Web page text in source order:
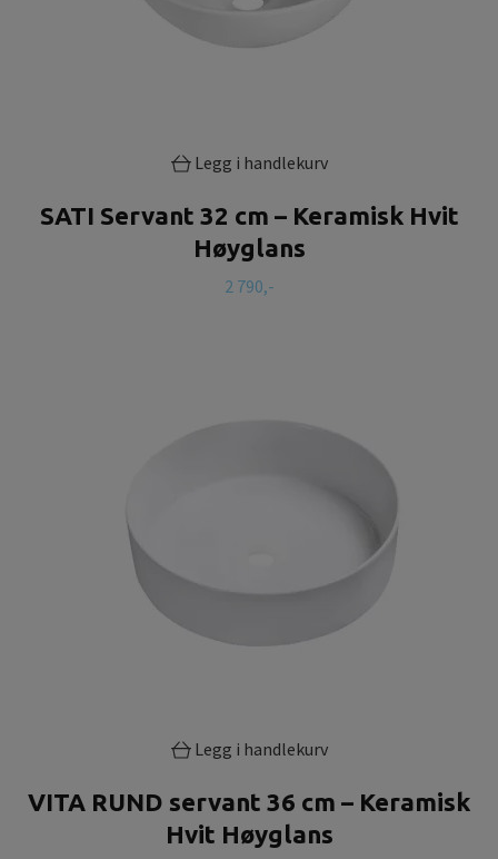
Legg i handlekurv
SATI Servant 32 cm – Keramisk Hvit
Høyglans
2 790,-
Legg i handlekurv
VITA RUND servant 36 cm – Keramisk
Hvit Høyglans